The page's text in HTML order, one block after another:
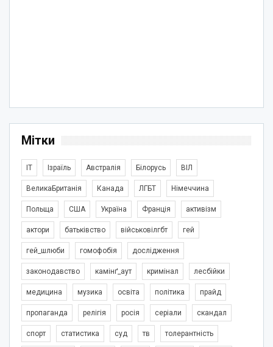
Мітки
IT Ізраїль Австралія Білорусь ВІЛ
ВеликаБританія Канада ЛГБТ Німеччина
Польща США Україна Франція активізм
актори батьківство військовілгбт гей
гей_шлюби гомофобія дослідження
законодавство камінґ_аут кримінал лесбійки
медицина музика освіта політика прайд
пропаганда релігія росія серіали скандал
спорт статистика суд тв толерантність